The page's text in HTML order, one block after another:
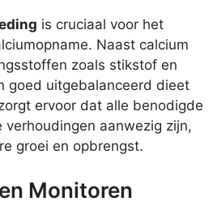
is cruciaal voor het
Naast calcium
zoals stikstof en
goed uitgebalanceerd dieet
ervoor dat alle benodigde
aanwezig zijn,
groei en opbrengst.
Monitoren